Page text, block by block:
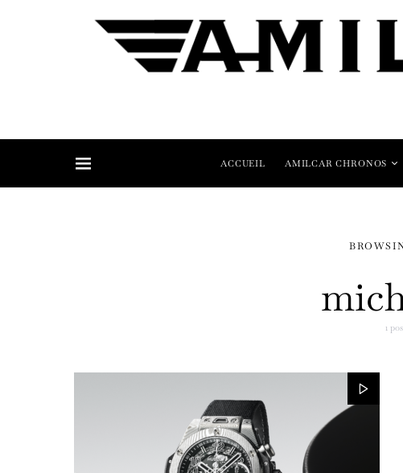
ACCUEIL AMILCAR CHRONOS
1